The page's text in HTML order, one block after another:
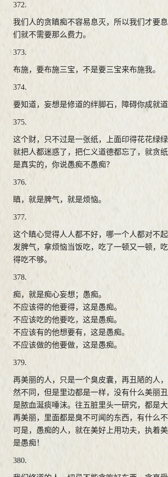
372.
我们人的贪瞋痴不容易息灭，所以我们才要
们就不需要那么费力。
373.
布施，要布施三宝，不是要三宝来布施我。
374.
要知道，妄想是修道的绊脚石，障碍你成就道
375.
这个财，只不过是一张纸，上面印得花花绿
就把人都迷惑了，把仁义道德都忘了，就贪
是真实的，你说愚痴不愚痴？
376.
瞋，就是脾气，就是烦恼。
377.
这个瞋心觉得人人都不好，哪一个人都对不
发脾气，拿烦恼当饭吃，吃了一顿又一顿，
得吃不够。
378.
痴，就是痴心妄想；愚痴。
不应该得的他要得，这是愚痴。
不应该吃的他要吃，这是愚痴。
不应该有的他想要有，这是愚痴。
不应该做的他要做，这是愚痴。
379.
再美丽的人，只是一个臭皮囊，再丑陋的人
然不同，但是里边都是一样，没有什么美丽
是脓血涎痰唾沫。往五脏里头一研究，都是
再美丽，里面都是臭不可闻的东西，有什么
可是，愚痴的人，就在美好上用功夫，执着
是愚痴！
380.